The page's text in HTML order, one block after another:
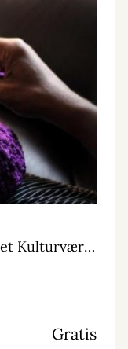
Håndarbejdscafé på Biblioteket Kulturværftet
Gratis